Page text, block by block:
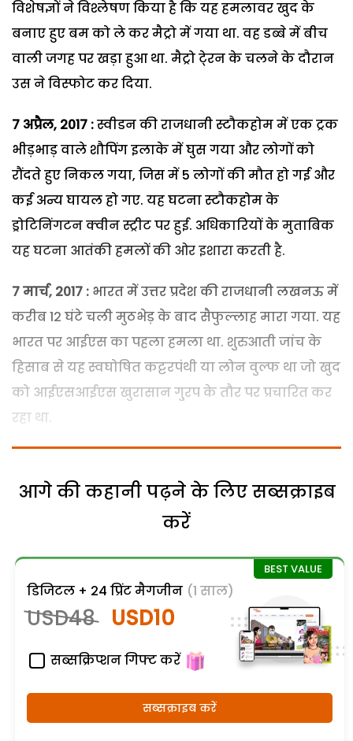
विशेषज्ञों ने विश्लेषण किया है कि यह हमलावर खुद के
बनाए हुए बम को ले कर मैट्रो में गया था. वह डब्बे में बीच
वाली जगह पर खड़ा हुआ था. मैट्रो टे्रन के चलने के दौरान
उस ने विस्फोट कर दिया.
7 अप्रैल, 2017 :स्वीडन की राजधानी स्टौकहोम में एक ट्रक
भीड़भाड़ वाले शौपिंग इलाके में घुस गया और लोगों को
रौंदते हुए निकल गया, जिस में 5 लोगों की मौत हो गई और
कई अन्य घायल हो गए. यह घटना स्टौकहोम के
ड्रोटिनिंगटन क्वीन स्ट्रीट पर हुई. अधिकारियों के मुताबिक
यह घटना आतंकी हमलों की ओर इशारा करती है.
7 मार्च, 2017 : भारत में उत्तर प्रदेश की राजधानी लखनऊ में
करीब 12 घंटे चली मुठभेड़ के बाद सैफुल्लाह मारा गया. यह
भारत पर आईएस का पहला हमला था. शुरुआती जांच के
हिसाब से यह स्वघोषित कट्टरपंथी या लोन वुल्फ था जो खुद
को आईएसआईएस खुरासान गु्रप के तौर पर प्रचारित कर
रहा था.
आगे की कहानी पढ़ने के लिए सब्सक्राइब
करें
डिजिटल + 24 प्रिंट मैगजीन (1 साल)
USD48 USD10
सब्सक्रिप्शन गिफ्ट करें
सब्सक्राइब करें